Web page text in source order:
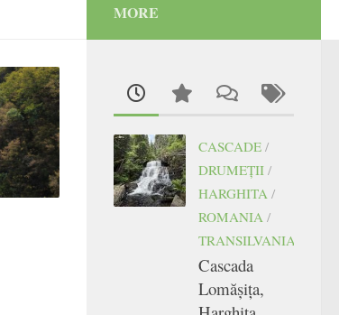
MORE
CASCADE /
DRUMEŢII /
HARGHITA /
ROMANIA /
TRANSILVANIA
Cascada
Lomășița,